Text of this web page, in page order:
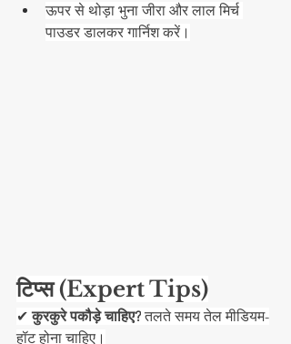
ऊपर से थोड़ा भुना जीरा और लाल मिर्च
पाउडर डालकर गार्निश करें।
टिप्स (Expert Tips)
✔ कुरकुरे पकौड़े चाहिए? तलते समय तेल मीडियम-
हॉट होना चाहिए।